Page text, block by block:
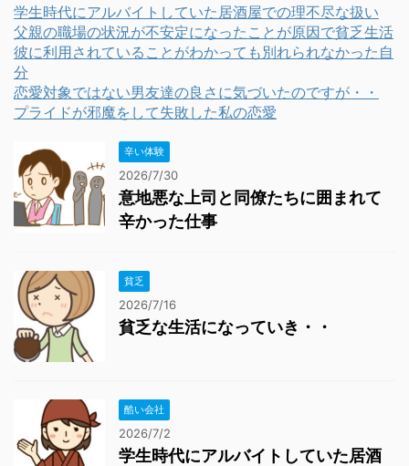
学生時代にアルバイトしていた居酒屋での理不尽な扱い
父親の職場の状況が不安定になったことが原因で貧乏生活
彼に利用されていることがわかっても別れられなかった自
分
恋愛対象ではない男友達の良さに気づいたのですが・・
プライドが邪魔をして失敗した私の恋愛
辛い体験
2026/7/30
意地悪な上司と同僚たちに囲まれて
辛かった仕事
貧乏
2026/7/16
貧乏な生活になっていき・・
酷い会社
2026/7/2
学生時代にアルバイトしていた居酒